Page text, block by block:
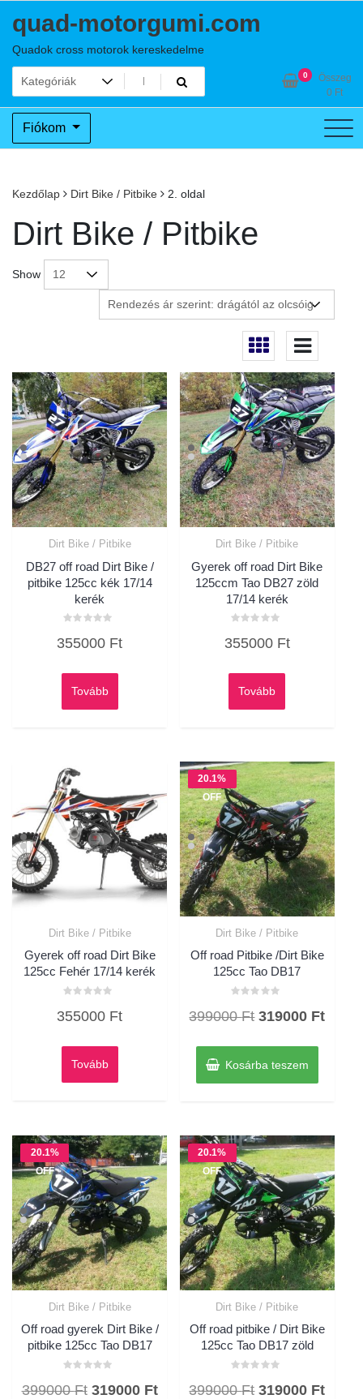
quad-motorgumi.com
Quadok cross motorok kereskedelme
0
Összeg
0 Ft
Fiókom
Kezdőlap Dirt Bike / Pitbike 2. oldal
Dirt Bike / Pitbike
Show
Dirt Bike / Pitbike
DB27 off road Dirt Bike /
pitbike 125cc kék 17/14
kerék
0
355000 Ft
Tovább
Dirt Bike / Pitbike
Gyerek off road Dirt Bike
125ccm Tao DB27 zöld
17/14 kerék
0
355000 Ft
Tovább
Dirt Bike / Pitbike
Gyerek off road Dirt Bike
125cc Fehér 17/14 kerék
0
355000 Ft
Tovább
20.1%
OFF
Dirt Bike / Pitbike
Off road Pitbike /Dirt Bike
125cc Tao DB17
0
399000Ft Original
was:
399000 Ft.
319000 Ft
Kosárba teszem
20.1%
OFF
Dirt Bike / Pitbike
Off road gyerek Dirt Bike /
pitbike 125cc Tao DB17
0
399000Ft Original
319000 FtCurrent
20.1%
OFF
Dirt Bike / Pitbike
Off road pitbike / Dirt Bike
125cc Tao DB17 zöld
0
399000Ft Original
319000 Ft